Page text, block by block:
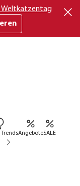
Weltkatzentag
AngeboteSALE